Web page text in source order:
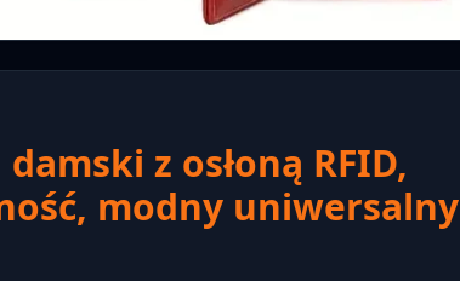
z osłoną RFID,
modny uniwersalny